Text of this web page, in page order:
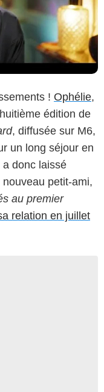
! Ophélie,
édition de
, diffusée sur M6,
un long séjour en
a donc laissé
petit-ami,
au premier
relation en juillet